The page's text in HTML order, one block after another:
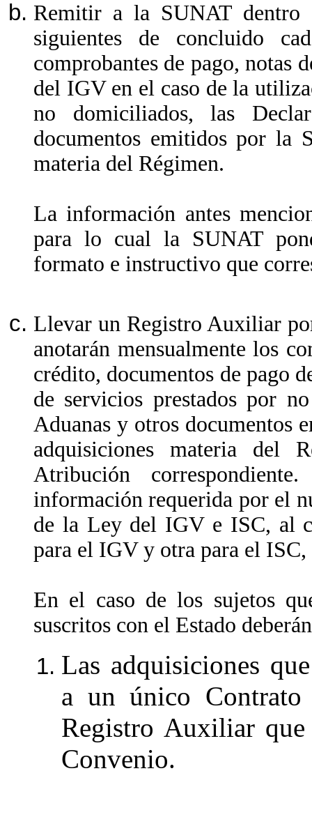
Remitir a la SUNAT dentro
siguientes de concluido
comprobantes de pago, notas
del IGV en el caso de la
no domiciliados, las
documentos emitidos por la
materia del Régimen.
La información antes
para lo cual la SUNAT
formato e instructivo que
Llevar un Registro Auxiliar
anotarán mensualmente los
crédito, documentos de pago
de servicios prestados por
Aduanas y otros documentos
adquisiciones materia del
Atribución
información requerida por el
de la Ley del IGV e ISC, al
para el IGV y otra para el
En el caso de los sujetos
suscritos con el Estado
Las adquisiciones
a un único
Registro Auxiliar
Convenio.